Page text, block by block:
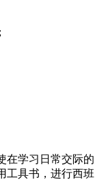
学习日常交际的
工具书，进行西班